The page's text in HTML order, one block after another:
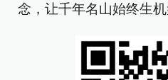
念，让千年名山始终生机